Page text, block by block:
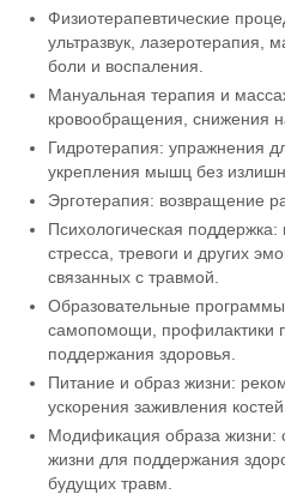
Физиотерапевтические
ультразвук, лазеротерапия,
боли и воспаления.
Мануальная терапия и
кровообращения, снижения
Гидротерапия: упражнения
укрепления мышц без
Эрготерапия: возвращение
Психологическая
стресса, тревоги и других
связанных с травмой.
Образовательные
самопомощи, профилактики
поддержания здоровья.
Питание и образ жизни:
ускорения заживления костей.
Модификация образа жизни:
жизни для поддержания
будущих травм.